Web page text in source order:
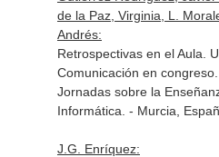
de la Paz, Virginia, L.
Andrés:
Retrospectivas en el Aula.
Comunicación en
Jornadas sobre la
Informática. - Murcia,
J.G. Enríquez: